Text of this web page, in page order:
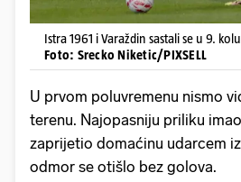
Foto: Srecko Niketic/PIXSELL
U prvom poluvremenu nismo
zaprijetio domaćinu udarcem
odmor se otišlo bez golova.
Ključni trenutak dogodio se u